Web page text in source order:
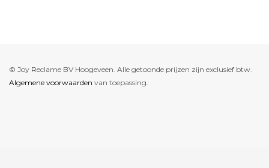
© Joy Reclame BV Hoogeveen. Alle getoonde prijzen zijn exclusief btw.
Algemene voorwaarden van toepassing.